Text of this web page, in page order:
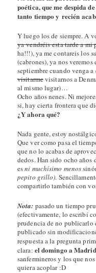
poética, que me despida
tanto tiempo y recién
Y luego los de siempre. A
ya vendréis esta tarde a mi
ha!!!), ya me contareis los
(cabrones), ya nos
septiembre cuando venga
visitarmevisitarnos a
al mismo lugar)…
Ocho años nenes. Ni
si, hay cierta frontera que
¿Y ahora qué?
Nada gente, estoy
Que ver como pasa el
que no lo acabas de
dedos. Han sido ocho años
esni muchísimo menos
pepito grillo).
compartirlo también con
Nota: pasado un tiempo
(efectivamente, lo escribí
prudencia de no publicarlo
publicado sin
respuesta a la pregunta
clara: el domingo a
sanfermineros y los que
quiera acoplar :D